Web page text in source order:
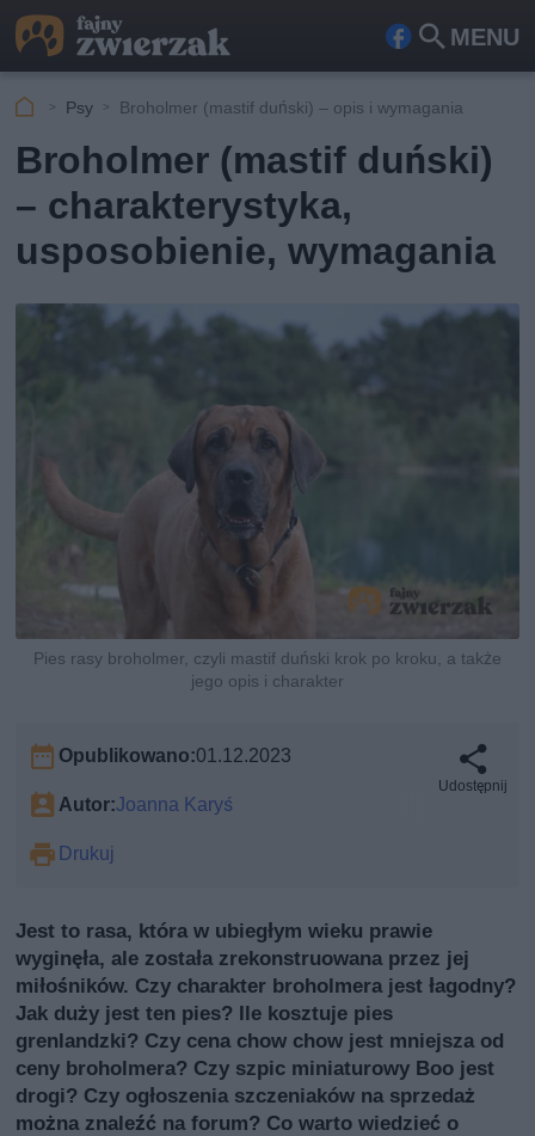
MENU
Fa
ook
Szu
Psy Broholmer (mastif duński) – opis i wymagania
Broholmer (mastif duński)
– charakterystyka,
usposobienie, wymagania
Pies rasy broholmer, czyli mastif duński krok po kroku, a także
jego opis i charakter
Opublikowano:01.12.2023
Autor:Joanna Karyś
Drukuj
Udostępnij
Jest to rasa, która w ubiegłym wieku prawie
wyginęła, ale została zrekonstruowana przez jej
miłośników. Czy charakter broholmera jest łagodny?
Jak duży jest ten pies? Ile kosztuje pies
grenlandzki? Czy cena chow chow jest mniejsza od
ceny broholmera? Czy szpic miniaturowy Boo jest
drogi? Czy ogłoszenia szczeniaków na sprzedaż
można znaleźć na forum? Co warto wiedzieć o